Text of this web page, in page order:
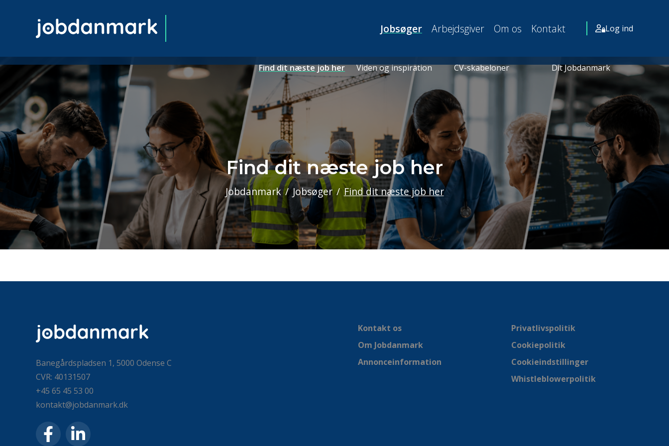
Jobsøger
Find dit næste job her Viden og inspiration CV-skabeloner Dit Jobdanmark
Arbejdsgiver Om os Kontakt Log ind
Find dit næste job her
Jobdanmark Jobsøger Find dit næste job her
Banegårdspladsen 1, 5000 Odense C
CVR: 40131507
+45 65 45 53 00
kontakt@jobdanmark.dk
Kontakt os
Om Jobdanmark
Annonceinformation
Privatlivspolitik
Cookiepolitik
Cookieindstillinger
Whistleblowerpolitik